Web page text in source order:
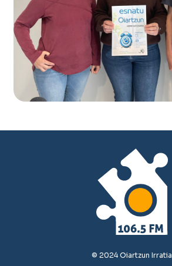
© 2024 Oiartzun Irratia